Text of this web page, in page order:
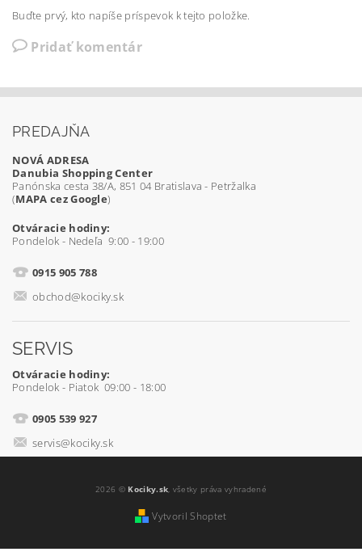
Buďte prvý, kto napíše príspevok k tejto položke.
Pridať komentár
PREDAJŇA
NOVÁ ADRESA
Danubia Shopping Center
Panónska cesta 38/A, 851 04 Bratislava - Petržalka
(MAPA cez Google)
Otváracie hodiny:
Pondelok - Nedeľa 9:00 - 19:00
0915 905 788
obchod@kociky.sk
SERVIS
Otváracie hodiny:
Pondelok - Piatok 09:00 - 18:00
0905 539 927
servis@kociky.sk
2026 © Kociky.sk, všetky práva vyhradené
Vytvoril Shoptet